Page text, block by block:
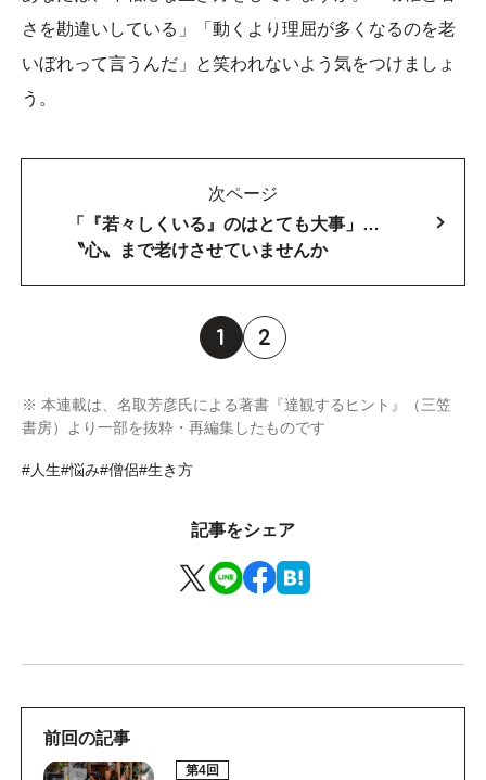
さを勘違いしている」「動くより理屈が多くなるのを老
いぼれって言うんだ」と笑われないよう気をつけましょ
う。
次ページ
「『若々しくいる』のはとても大事」…
〝心〟まで老けさせていませんか
1 2
※ 本連載は、名取芳彦氏による著書『達観するヒント』（三笠
書房）より一部を抜粋・再編集したものです
#人生#悩み#僧侶#生き方
記事をシェア
前回の記事
第4回